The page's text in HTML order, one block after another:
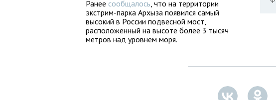
Ранее сообщалось, что на территории
экстрим-парка Архыза появился самый
высокий в России подвесной мост,
расположенный на высоте более 3 тысяч
метров над уровнем моря.